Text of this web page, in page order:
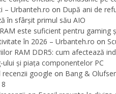
– Urbanteh.ro on După ani de
în sfârșit primul său AIO
este suficient pentru gaming
în 2026 – Urbanteh.ro on
RAM DDR5: cum afectează
ului și piața componentelor PC
recenzii google on Bang &